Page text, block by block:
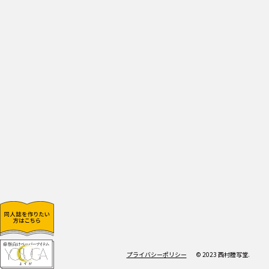
プライバシーポリシー © 2023 西村謄写堂.